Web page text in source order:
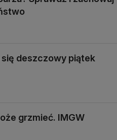
się deszczowy piątek
grzmieć. IMGW